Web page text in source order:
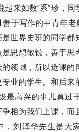
起来如数“系”珍，
于写作的中青年老
世界史班的同学都
思想敏锐，善于思
领域，所以选课的
业的学生。和后来
最高兴的事儿莫过
相为我们上课，而
，刘泽华先生是大